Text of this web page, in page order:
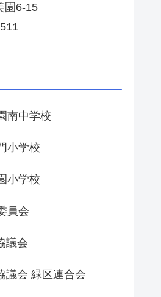
園6-15
南中学校
小学校
小学校
員会
議会
議会 緑区連合会